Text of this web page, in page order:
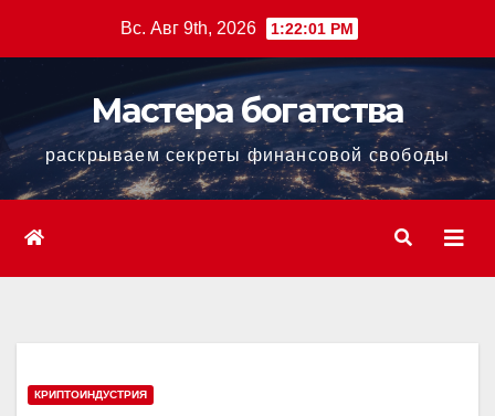
Вс. Авг 9th, 2026 1:22:02 PM
Мастера богатства
раскрываем секреты финансовой свободы
КРИПТОИНДУСТРИЯ